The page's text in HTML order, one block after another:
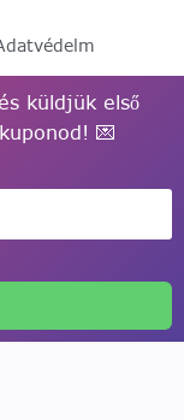
küldjük első
💌